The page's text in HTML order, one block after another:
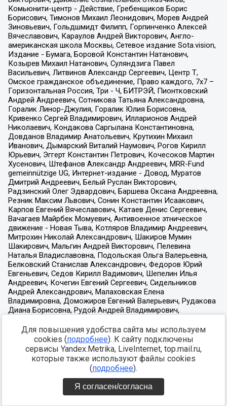
Для повышения удобства сайта мы используем
cookies (подробнее). К сайту подключены
сервисы Yandex.Metrika, LiveInternet, top.mail.ru,
которые также используют файлы cookies
(подробнее).
Я согласен/согласна